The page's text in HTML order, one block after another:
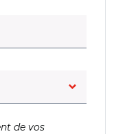
de vos